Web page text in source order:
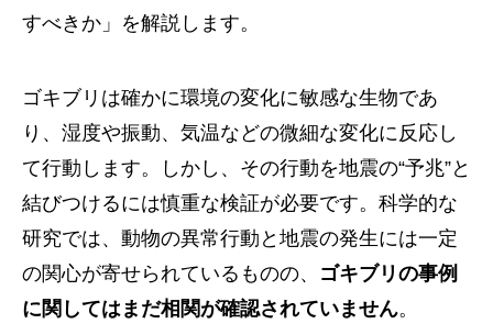
すべきか」を解説します。
ゴキブリは確かに環境の変化に敏感な生物であ
り、湿度や振動、気温などの微細な変化に反応し
て行動します。しかし、その行動を地震の“予兆”と
結びつけるには慎重な検証が必要です。科学的な
研究では、動物の異常行動と地震の発生には一定
の関心が寄せられているものの、 ゴキブリの事例
に関してはまだ相関が確認されていません。